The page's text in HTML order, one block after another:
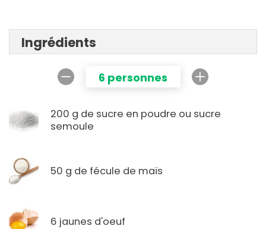
Ingrédients
6 personnes
200 g de sucre en poudre ou sucre
semoule
50 g de fécule de maïs
6 jaunes d'oeuf